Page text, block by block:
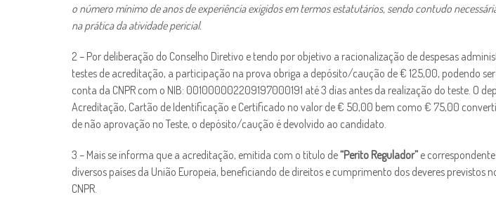
o número mínimo de anos de experiência exigidos em termos estatutários, sendo contudo
na prática da atividade pericial.
2 – Por deliberação do Conselho Diretivo e tendo por objetivo a racionalização de despesas
testes de acreditação, a participação na prova obriga a depósito/caução de € 125,00, podendo
conta da CNPR com o NIB: 001000002209197000191 até 3 dias antes da realização do teste. O
Acreditação, Cartão de Identificação e Certificado no valor de € 50,00 bem como € 75,00
de não aprovação no Teste, o depósito/caução é devolvido ao candidato.
3 – Mais se informa que a acreditação, emitida com o título de“Perito Regulador” e
diversos países da União Europeia, beneficiando de direitos e cumprimento dos deveres previstos
CNPR.